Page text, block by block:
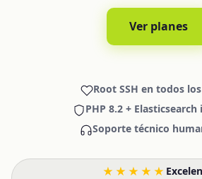
Ver planes
Root SSH en todos
PHP 8.2 +
Soporte técnico
★★★★★